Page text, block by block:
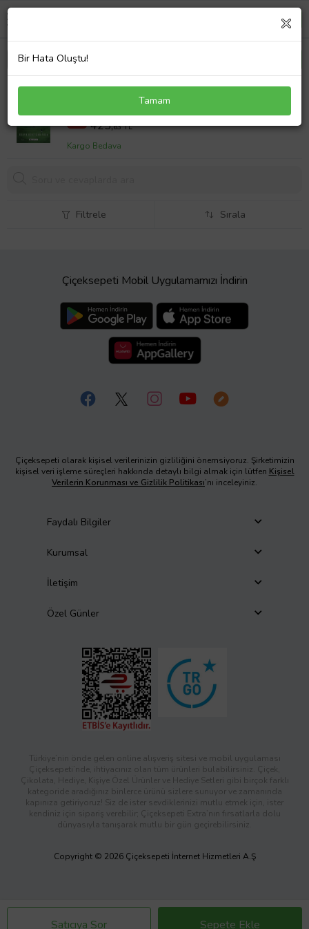
%13 487,5 TL
425,63 TL
Kargo Bedava
Satıcıya Sor Sepete Ekle
Filtrele Sırala
Çiçeksepeti Mobil Uygulamamızı İndirin
Çiçeksepeti olarak kişisel verilerinizin gizliliğini önemsiyoruz. Şirketimizin
kişisel veri işleme süreçleri hakkında detaylı bilgi almak için lütfen Kişisel
Verilerin Korunması ve Gizlilik Politikası’nı inceleyiniz.
Faydalı Bilgiler
Kurumsal
İletişim
Özel Günler
Türkiye’nin önde gelen online alışveriş sitesi ve mobil uygulaması
Çiçeksepeti’nde, ihtiyacınız olan tüm ürünleri bulabilirsiniz. Çiçek,
Çikolata, Hediye, Kişiye Özel Ürünler ve Hediye Setleri gibi birçok farklı
kategoride aradığınız binlerce ürünü sizlere sunuyor ve zamanında
kapınıza getiriyoruz! Siz de ister sevdiklerinizi mutlu etmek için, ister
kendiniz için sipariş verebilir; Çiçeksepeti Extra’nın fırsatlarla dolu
dünyasıyla tanışarak mutlu bir gün geçirebilirsiniz.
Copyright © 2026 Çiçeksepeti İnternet Hizmetleri A.Ş
Bir Hata Oluştu!
Tamam